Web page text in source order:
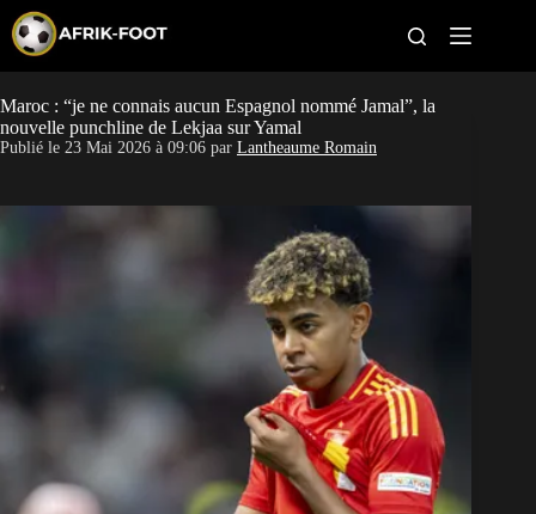
p
t
o
c
o
t
CAN féminine
Clubs
Classement
Paris sportifs
Maroc : “je ne connais aucun Espagnol nommé Jamal”, la
nouvelle punchline de Lekjaa sur Yamal
Publié le 23 Mai 2026 à 09:06 par Lantheaume Romain